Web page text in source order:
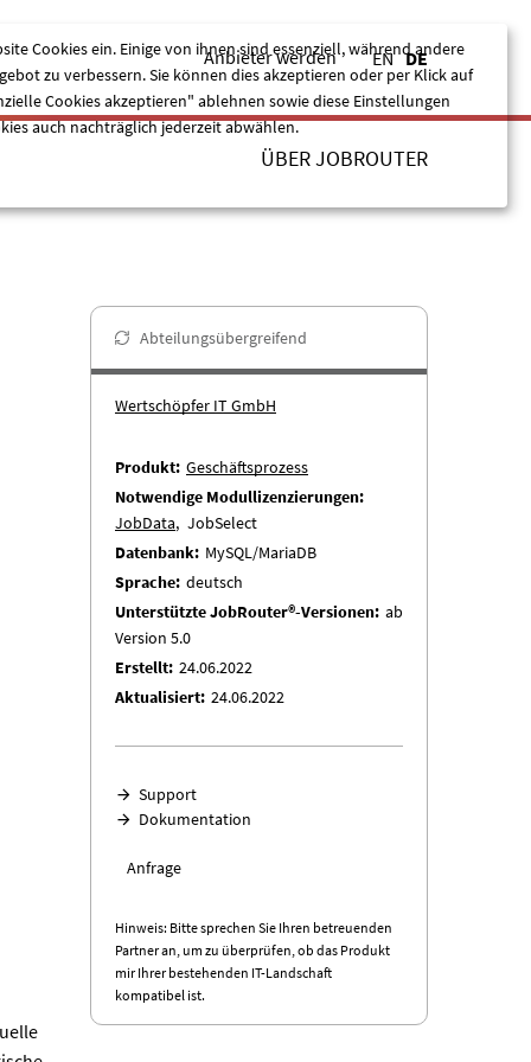
Anbieter werden
EN DE
ÜBER JOBROUTER
– Bearbeitungsmaske zum Anlegen, Bearbeiten
Abteilungsübergreifend
Wertschöpfer IT GmbH
Produkt Geschäftsprozess
Notwendige Modullizenzierungen
JobData
JobSelect
Datenbank MySQL/MariaDB
Sprache deutsch
Unterstützte JobRouter®-Versionen ab
Version 5.0
Erstellt 24.06.2022
Aktualisiert 24.06.2022
Support
Dokumentation
Anfrage
Hinweis: Bitte sprechen Sie Ihren betreuenden
Partner an, um zu überprüfen, ob das Produkt
mir Ihrer bestehenden IT-Landschaft
kompatibel ist.
Cookies ein. Einige von ihnen sind essenziell, während andere
zu verbessern. Sie können dies akzeptieren oder per Klick auf
Cookies akzeptieren" ablehnen sowie diese Einstellungen
auch nachträglich jederzeit abwählen.